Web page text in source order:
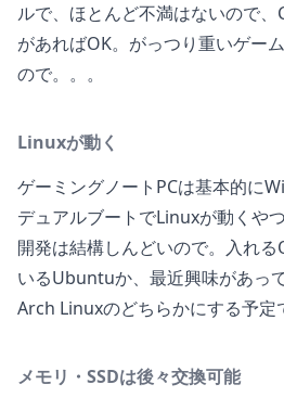
ルで、ほとんど不満はないので
があればOK。がっつり重いゲー
ので。。。
Linuxが動く
ゲーミングノートPCは基本的に
デュアルブートでLinuxが動くや
開発は結構しんどいので。入れ
いるUbuntuか、最近興味があっ
Arch Linuxのどちらかにする予定
メモリ・SSDは後々交換可能